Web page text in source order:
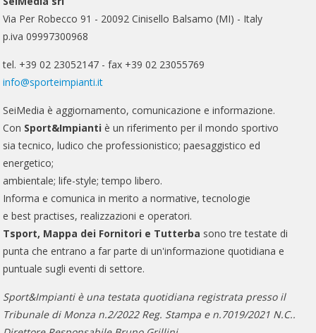
Via Per Robecco 91 - 20092 Cinisello Balsamo (MI) - Italy
p.iva 09997300968
tel. +39 02 23052147 - fax +39 02 23055769
info@sporteimpianti.it
SeiMedia è aggiornamento, comunicazione e informazione.
Con Sport&Impianti è un riferimento per il mondo sportivo
sia tecnico, ludico che professionistico; paesaggistico ed
energetico;
ambientale; life-style; tempo libero.
Informa e comunica in merito a normative, tecnologie
e best practises, realizzazioni e operatori.
Tsport, Mappa dei Fornitori e Tutterba sono tre testate di
punta che entrano a far parte di un'informazione quotidiana e
puntuale sugli eventi di settore.
Sport&Impianti è una testata quotidiana registrata presso il
Tribunale di Monza n.2/2022 Reg. Stampa e n.7019/2021 N.C..